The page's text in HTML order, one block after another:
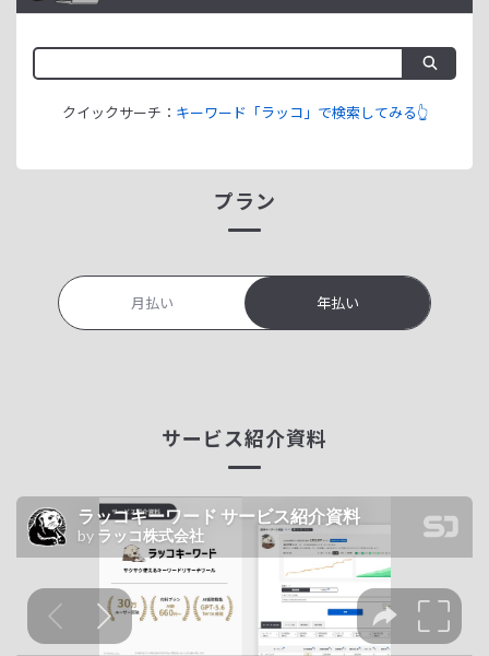
クイックサーチ： キーワード「ラッコ」で検索してみる👆
プラン
月払い 年払い
サービス紹介資料